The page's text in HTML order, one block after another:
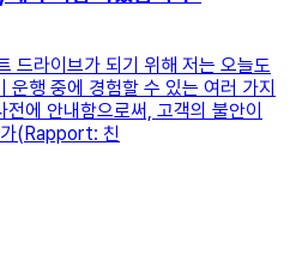
드라이브가 되기 위해 저는 오늘도
운행 중에 경험할 수 있는 여러 가지
에 안내함으로써, 고객의 불안이
가(Rapport: 친